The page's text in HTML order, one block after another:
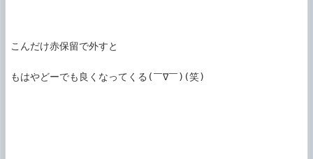
こんだけ赤保留で外すと
もはやどーでも良くなってくる(￣∇￣)(笑)